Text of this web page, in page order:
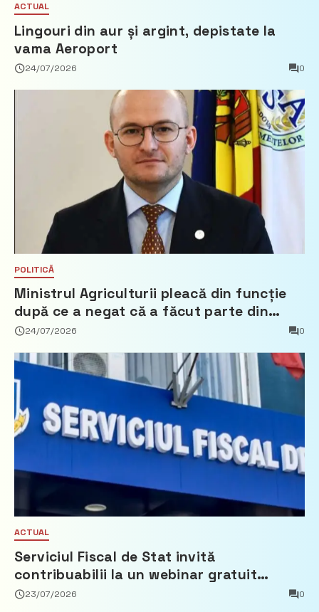
ACTUAL
Lingouri din aur și argint, depistate la
vama Aeroport
24/07/2026 0
POLITICĂ
Ministrul Agriculturii pleacă din funcție
după ce a negat că a făcut parte din
Partidul Democrat
24/07/2026 0
ACTUAL
Serviciul Fiscal de Stat invită
contribuabilii la un webinar gratuit
privind calculul impozitului pe bunurile
23/07/2026 0